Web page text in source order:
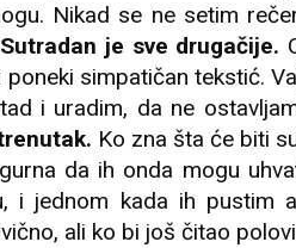
Nikad se ne setim
Sutradan je sve drugačije.
simpatičan tekstić.
i uradim, da ne
Ko zna šta će biti
da ih onda mogu
i jednom kada ih pustim
ali ko bi još čitao